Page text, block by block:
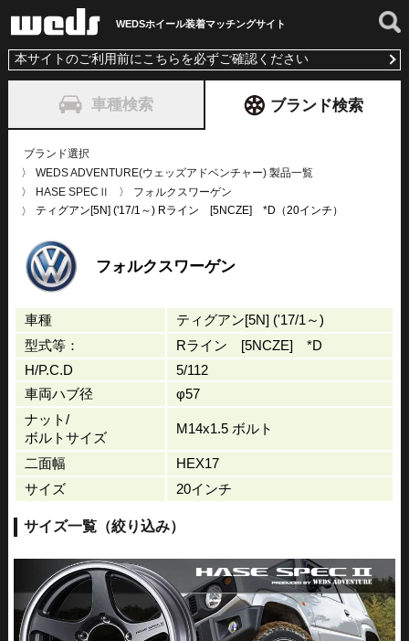
WEDSホイール装着マッチングサイト
本サイトのご利用前にこちらを必ずご確認ください
車種検索 ブランド検索
ブランド選択
WEDS ADVENTURE(ウェッズアドベンチャー) 製品一覧
HASE SPECⅡ
フォルクスワーゲン
ティグアン[5N] ('17/1～) Rライン [5NCZE] *D（20インチ）
フォルクスワーゲン
車種
ティグアン[5N] ('17/1～)
型式等：
Rライン [5NCZE] *D
H/P.C.D
5/112
車両ハブ径
φ57
ナット/
ボルトサイズ
M14x1.5 ボルト
二面幅
HEX17
サイズ
20インチ
サイズ一覧（絞り込み）